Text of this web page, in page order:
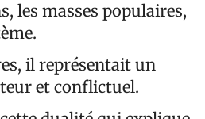
les masses populaires,
il représentait un
et conflictuel.